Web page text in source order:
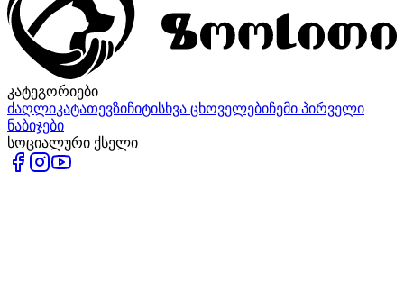
კატეგორიები
ძაღლიკატათევზიჩიტისხვა ცხოველებიჩემი პირველი
ნაბიჯები
სოციალური ქსელი